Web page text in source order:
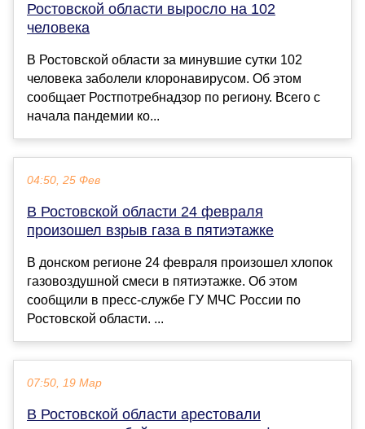
Ростовской области выросло на 102
человека
В Ростовской области за минувшие сутки 102
человека заболели клоронавирусом. Об этом
сообщает Ростпотребнадзор по региону. Всего с
начала пандемии ко...
04:50, 25 Фев
В Ростовской области 24 февраля
произошел взрыв газа в пятиэтажке
В донском регионе 24 февраля произошел хлопок
газовоздушной смеси в пятиэтажке. Об этом
сообщили в пресс-службе ГУ МЧС России по
Ростовской области. ...
07:50, 19 Мар
В Ростовской области арестовали